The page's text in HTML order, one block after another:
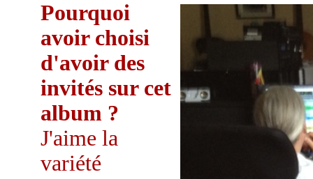
Pourquoi
avoir choisi
d'avoir des
invités sur cet
album ?
J'aime la
variété